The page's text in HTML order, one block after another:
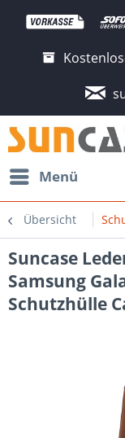
Menü
Übersicht
Suncase
Samsung
Schutzhülle